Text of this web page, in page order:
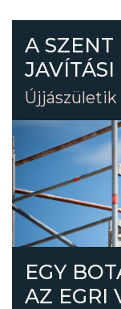
A SZENT
Újjászületik
EGY
AZ EGRI